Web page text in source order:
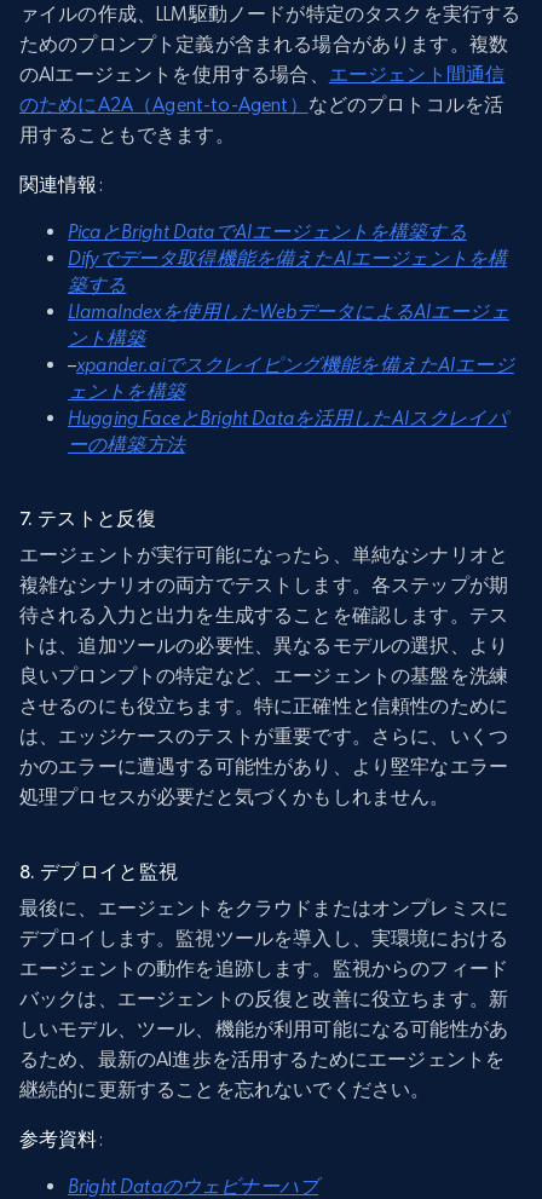
ァイルの作成、LLM駆動ノードが特定のタスクを実行する
ためのプロンプト定義が含まれる場合があります。複数
のAIエージェントを使用する場合、 エージェント間通信
のためにA2A（Agent-to-Agent） などのプロトコルを活
用することもできます。
関連情報 :
PicaとBright DataでAIエージェントを構築する
Difyでデータ取得機能を備えたAIエージェントを構
築する
LlamaIndexを使用したWebデータによるAIエージェ
ント構築
–xpander.aiでスクレイピング機能を備えたAIエージ
ェントを構築
Hugging FaceとBright Dataを活用したAIスクレイパ
ーの構築方法
7. テストと反復
エージェントが実行可能になったら、単純なシナリオと
複雑なシナリオの両方でテストします。各ステップが期
待される入力と出力を生成することを確認します。テス
トは、追加ツールの必要性、異なるモデルの選択、より
良いプロンプトの特定など、エージェントの基盤を洗練
させるのにも役立ちます。特に正確性と信頼性のために
は、エッジケースのテストが重要です。さらに、いくつ
かのエラーに遭遇する可能性があり、より堅牢なエラー
処理プロセスが必要だと気づくかもしれません。
8. デプロイと監視
最後に、エージェントをクラウドまたはオンプレミスに
デプロイします。監視ツールを導入し、実環境における
エージェントの動作を追跡します。監視からのフィード
バックは、エージェントの反復と改善に役立ちます。新
しいモデル、ツール、機能が利用可能になる可能性があ
るため、最新のAI進歩を活用するためにエージェントを
継続的に更新することを忘れないでください。
参考資料:
Bright Dataのウェビナーハブ